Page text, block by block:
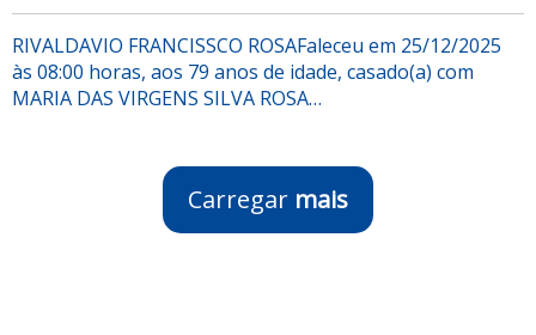
RIVALDAVIO FRANCISSCO ROSAFaleceu em 25/12/2025
às 08:00 horas, aos 79 anos de idade, casado(a) com
MARIA DAS VIRGENS SILVA ROSA…
Carregar mais